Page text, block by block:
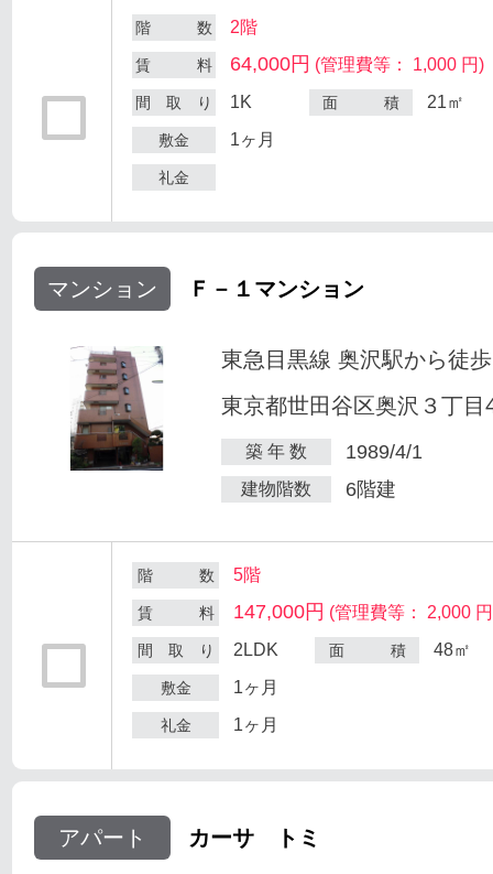
階 数 2階
賃 料 64,000円 (管理費等： 1,000 円)
間 取 り 1K 面 積 21㎡
敷金 1ヶ月
礼金
マンション Ｆ－１マンション
東急目黒線 奥沢駅から徒
東京都世田谷区奥沢３丁目
築 年 数 1989/4/1
建物階数 6階建
階 数 5階
賃 料 147,000円 (管理費等： 2,000
間 取 り 2LDK 面 積 48㎡
敷金 1ヶ月
礼金 1ヶ月
アパート カーサ トミ